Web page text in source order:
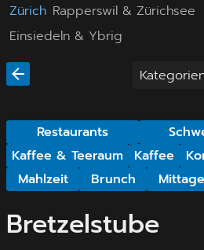
Zürich Rapperswil & Zürichsee
Einsiedeln & Ybrig
Restaurants
Kaffee & Teeraum
Kaffee
Mahlzeit
Brunch
Bretzelstube